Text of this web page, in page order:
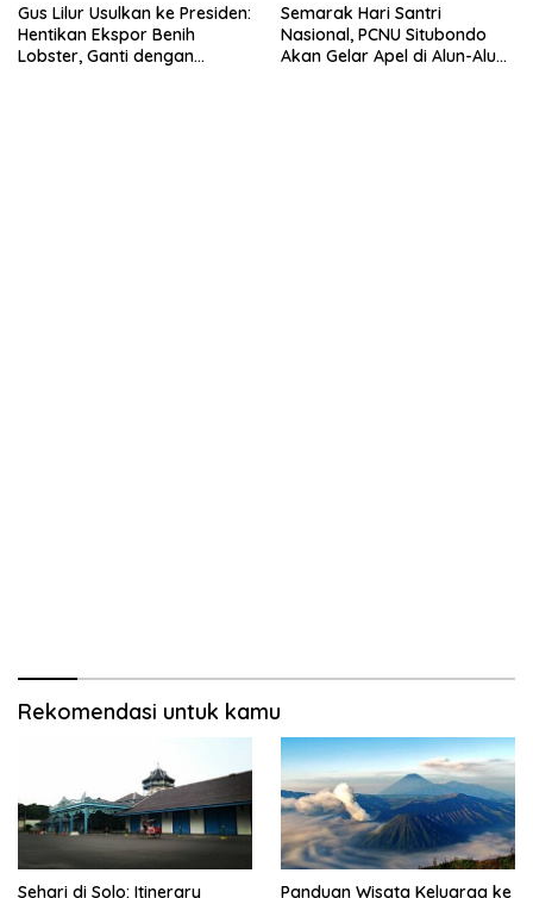
Gus Lilur Usulkan ke Presiden:
Hentikan Ekspor Benih
Lobster, Ganti dengan
Semarak Hari Santri
Nasional, PCNU Situbondo
Akan Gelar Apel di Alun-Alun
Rekomendasi untuk kamu
Sehari di Solo: Itinerary Panduan Wisata Keluarga ke